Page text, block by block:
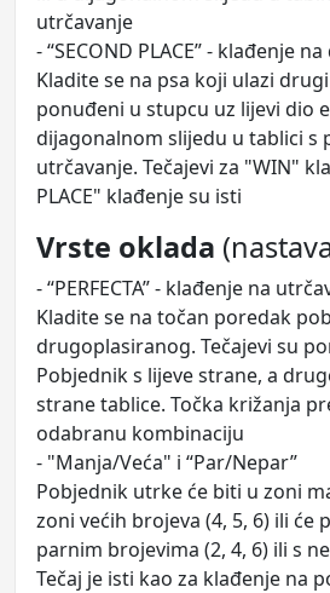
utrčavanje
- “SECOND PLACE” - klađenje
Kladite se na psa koji ulazi
ponuđeni u stupcu uz lijevi dio
dijagonalnom slijedu u tablici s
utrčavanje. Tečajevi za "WIN"
PLACE" klađenje su isti
Vrste oklada
- “PERFECTA” - klađenje na
Kladite se na točan poredak
drugoplasiranog. Tečajevi su
Pobjednik s lijeve strane, a
strane tablice. Točka križanja
odabranu kombinaciju
- "Manja/Veća" i “Par/Nepar”
Pobjednik utrke će biti u zoni
zoni većih brojeva (4, 5, 6) ili će
parnim brojevima (2, 4, 6) ili s
Tečaj je isti kao za klađenje na